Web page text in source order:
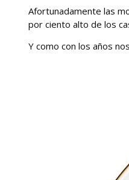
Afortunadamente las
por ciento alto de los
Y como con los años